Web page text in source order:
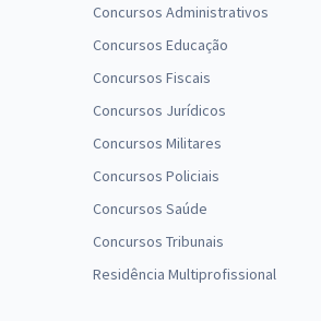
Concursos Administrativos
Concursos Educação
Concursos Fiscais
Concursos Jurídicos
Concursos Militares
Concursos Policiais
Concursos Saúde
Concursos Tribunais
Residência Multiprofissional